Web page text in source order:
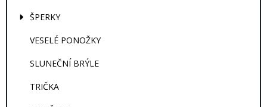
ŠPERKY
VESELÉ PONOŽKY
SLUNEČNÍ BRÝLE
TRIČKA